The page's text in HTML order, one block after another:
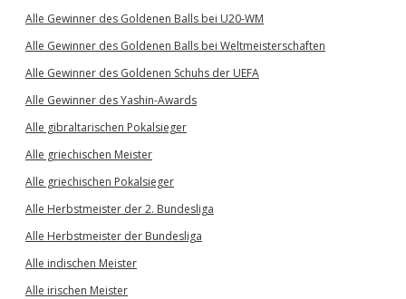
Alle Gewinner des Goldenen Balls bei U20-WM
Alle Gewinner des Goldenen Balls bei Weltmeisterschaften
Alle Gewinner des Goldenen Schuhs der UEFA
Alle Gewinner des Yashin-Awards
Alle gibraltarischen Pokalsieger
Alle griechischen Meister
Alle griechischen Pokalsieger
Alle Herbstmeister der 2. Bundesliga
Alle Herbstmeister der Bundesliga
Alle indischen Meister
Alle irischen Meister